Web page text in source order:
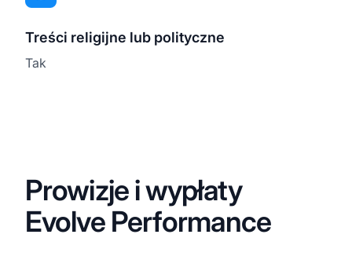
Treści religijne lub polityczne
Tak
Prowizje i wypłaty
Evolve Performance